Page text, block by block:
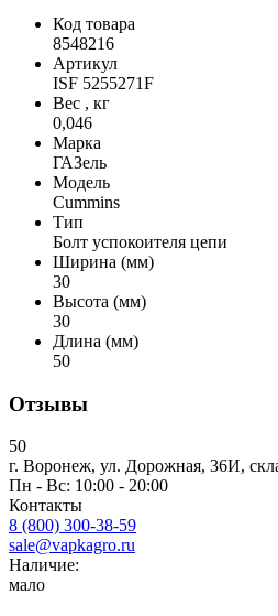
Код товара
8548216
Артикул
ISF 5255271F
Вес , кг
0,046
Марка
ГАЗель
Модель
Cummins
Тип
Болт успокоителя цепи
Ширина (мм)
30
Высота (мм)
30
Длина (мм)
50
Отзывы
50
г. Воронеж, ул. Дорожная, 36И,
Пн - Вс: 10:00 - 20:00
Контакты
8 (800) 300-38-59
sale@vapkagro.ru
Наличие:
мало